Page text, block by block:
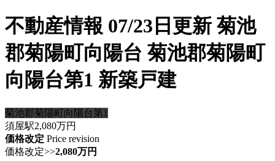
不動産情報 07/23日更新 菊池
郡菊陽町向陽台 菊池郡菊陽町
向陽台第1 新築戸建
菊池郡菊陽町向陽台第1
須屋駅2,080万円
価格改定 Price revision
価格改定>>2,080万円